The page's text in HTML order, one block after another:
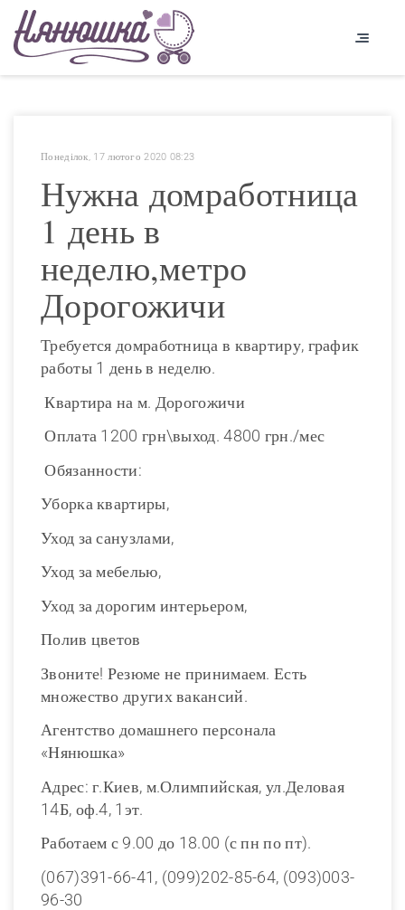
Понеділок, 17 лютого 2020 08:23
Нужна домработница
1 день в
неделю,метро
Дорогожичи
Требуется домработница в квартиру, график
работы 1 день в неделю.
Квартира на м. Дорогожичи
Оплата 1200 грн\выход. 4800 грн./мес
Обязанности:
Уборка квартиры,
Уход за санузлами,
Уход за мебелью,
Уход за дорогим интерьером,
Полив цветов
Звоните! Резюме не принимаем. Есть
множество других вакансий.
Агентство домашнего персонала
«Нянюшка»
Адрес: г.Киев, м.Олимпийская, ул.Деловая
14Б, оф.4, 1эт.
Работаем с 9.00 до 18.00 (с пн по пт).
(067)391-66-41, (099)202-85-64, (093)003-
96-30